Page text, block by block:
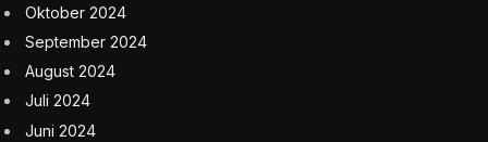
Oktober 2024
September 2024
August 2024
Juli 2024
Juni 2024